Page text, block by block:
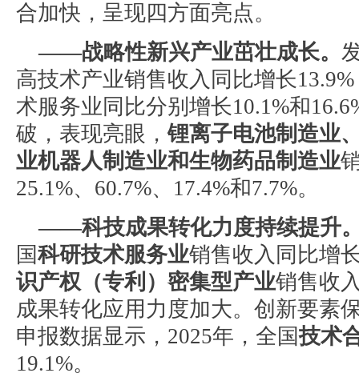
合加快，呈现四方面亮点。
——战略性新兴产业茁壮成长。
高技术产业销售收入同比增长
术服务业同比分别增长10.1%和
破，表现亮眼，锂离子电池制造业
业机器人制造业和生物药品制造业
25.1%、60.7%、17.4%和7.7%。
——科技成果转化力度持续提升
国科研技术服务业销售收入同比增
识产权（专利）密集型产业销售收
成果转化应用力度加大。创新要素
申报数据显示，2025年，全国技术
19.1%。